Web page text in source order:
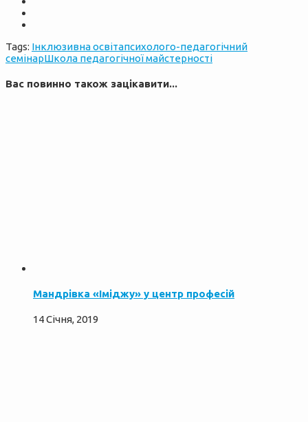
Tags: Інклюзивна освітапсихолого-педагогічний
семінарШкола педагогічної майстерності
Вас повинно також зацікавити...
Мандрівка «Іміджу» у центр професій
14 Січня, 2019